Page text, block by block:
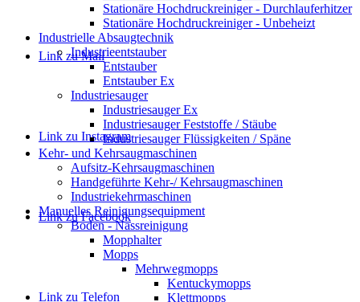
Link zu Mail
Link zu Instagram
Link zu Facebook
Link zu Telefon
Stationäre Hochdruckreiniger - Durchlauferhitzer
Stationäre Hochdruckreiniger - Unbeheizt
Industrielle Absaugtechnik
Industrieentstauber
Entstauber
Entstauber Ex
Industriesauger
Industriesauger Ex
Industriesauger Feststoffe / Stäube
Industriesauger Flüssigkeiten / Späne
Kehr- und Kehrsaugmaschinen
Aufsitz-Kehrsaugmaschinen
Handgeführte Kehr-/ Kehrsaugmaschinen
Industriekehrmaschinen
Manuelles Reinigungsequipment
Boden - Nassreinigung
Mopphalter
Mopps
Mehrwegmopps
Kentuckymopps
Klettmopps